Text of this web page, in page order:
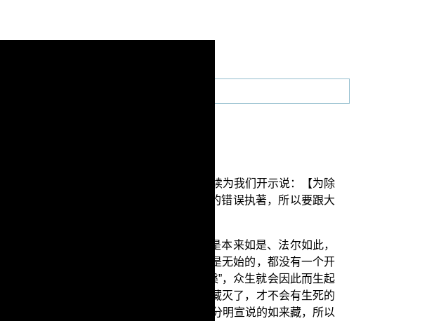
道业精进否？
出了五种人我见。接下来圣 马鸣菩萨继续为我们开示说：【为除
说，为了除掉众生在这五种人我见上面的错误执著，所以要跟大
生死呢？”这是个无解的题目，因为这是本来如是、法尔如此，
开始的时间，所以众生的生死，当然也是无始的，都没有一个开
是依如来藏的存在，所以圣人们证得涅槃”，众生就会因此而生起
了，当然就不会有生死了。这类说如来藏灭了，才不会有生死的
的断灭境中，这是因为他们证不得 佛很分明宣说的如来藏，所以